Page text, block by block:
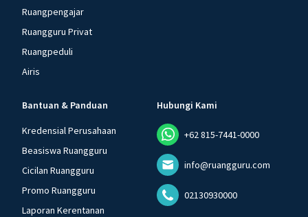
Ruangpengajar
Ruangguru Privat
Ruangpeduli
Airis
Bantuan & Panduan
Kredensial Perusahaan
Beasiswa Ruangguru
Cicilan Ruangguru
Promo Ruangguru
Laporan Kerentanan
Hubungi Kami
+62 815-7441-0000
info@ruangguru.com
02130930000